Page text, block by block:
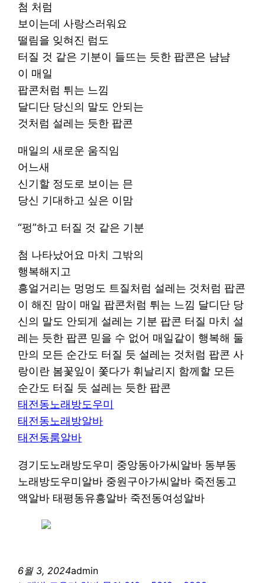
첨 처럼
보이는데 사랑스러워요
떨림을 잊혀진 럼도
터질 것 같은 기분이 들뜨는 듯한 팝콘은 냠냠
이 매일
팝콘처럼 튀는 느낌
달디단 당신의 말도 안되는
것처럼 설레는 듯한 팝콘
매일의 새로운 움직임
어느새
신기할 정도로 보이는 믄
당신 기대하고 싶은 이맘
“펑”하고 터질 것 같은 기분
첨 나타났어요 마치 그밖의
행복해지고
흥얼거리는 멍멍도 트질처럼 설레는 것처럼 팝콘
이 해진 맘이 매일 팝콘처럼 튀는 느낌 달디단 당
신의 말도 안되게 설레는 기분 팝콘 터질 마치 설
레는 듯한 팝콘 믿을 수 없어 매일같이 행복해 둘
만의 모든 순간도 터질 듯 설레는 것처럼 팝콘 사
랑이란 봄꽃잎이 쫓다가 휘날리지 함께할 모든
순간도 터질 듯 설레는 듯한 팝콘
태전동노래방도우미
태전동노래방알바
태전동룸알바
경기도노래방도우미 중앙동아가씨알바 동부동
노래방도우미알바 중원구아가씨알바 죽전동고
액알바 태평동유흥알바 죽전동여성알바
6월 3, 2024admin